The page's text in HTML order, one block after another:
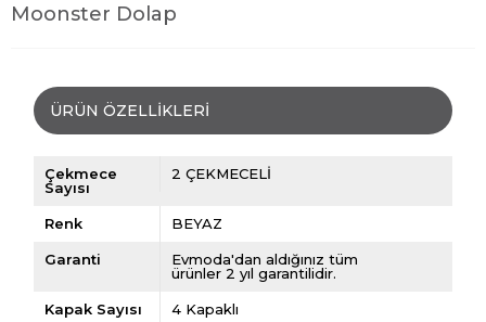
Moonster Dolap
ÜRÜN ÖZELLIKLERI
Çekmece
Sayısı
2 ÇEKMECELİ
Renk BEYAZ
Garanti
Evmoda'dan aldığınız tüm
ürünler 2 yıl garantilidir.
Kapak Sayısı 4 Kapaklı